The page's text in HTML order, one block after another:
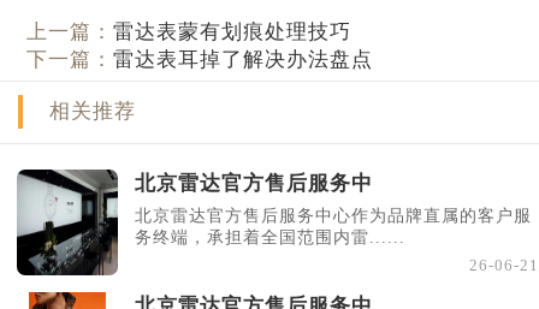
上一篇：雷达表蒙有划痕处理技巧
下一篇：雷达表耳掉了解决办法盘点
相关推荐
北京雷达官方售后服务中
北京雷达官方售后服务中心作为品牌直属的客户服
务终端，承担着全国范围内雷......
26-06-21